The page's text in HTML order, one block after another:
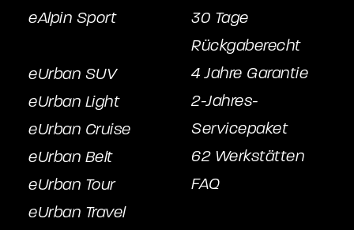
eAlpin Sport
eUrban SUV
eUrban Light
eUrban Cruise
eUrban Belt
eUrban Tour
eUrban Travel
30 Tage
Rückgaberecht
4 Jahre Garantie
2-Jahres-
Servicepaket
62 Werkstätten
FAQ